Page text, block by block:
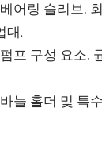
베어링 슬리브,
대.
프 구성 요소,
늘 홀더 및 특